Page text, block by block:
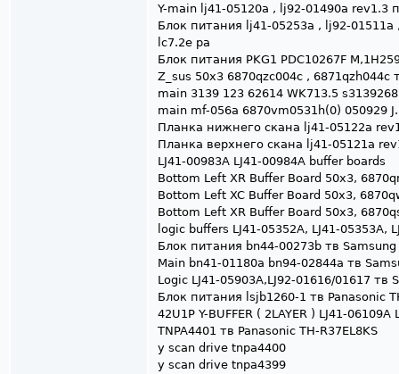
Y-main lj41-05120a , lj92-01490a rev1.3
Блок питания lj41-05253a , lj92-01511a
lc7.2e pa
Блок питания PKG1 PDC10267F
Z_sus 50x3 6870qzc004c , 6871qzh044с
main 3139 123 62614 WK713.5
main mf-056a 6870vm0531h(0) 050929
Планка нижнего скана lj41-05122a
Планка верхнего скана lj41-05121a
LJ41-00983A LJ41-00984A buffer boards
Bottom Left XR Buffer Board 50x3,
Bottom Left XC Buffer Board 50x3,
Bottom Left XR Buffer Board 50x3,
logic buffers LJ41-05352A, LJ41-05353A,
Блок питания bn44-00273b тв Samsung
Main bn41-01180a bn94-02844a тв
Logic LJ41-05903A,LJ92-01616/01617 тв
Блок питания lsjb1260-1 тв Panasonic
42U1P Y-BUFFER ( 2LAYER ) LJ41-
TNPA4401 тв Panasonic TH-R37EL8KS
y scan drive tnpa4400
y scan drive tnpa4399